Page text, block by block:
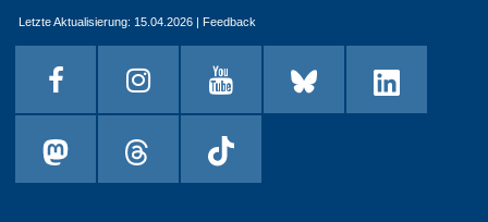
Letzte Aktualisierung: 15.04.2026 | Feedback